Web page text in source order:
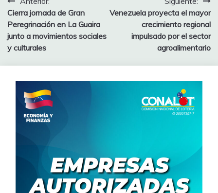
Cierra jornada de Gran
Peregrinación en La Guaira
junto a movimientos sociales
y culturales
Venezuela proyecta el mayor
crecimiento regional
impulsado por el sector
agroalimentario